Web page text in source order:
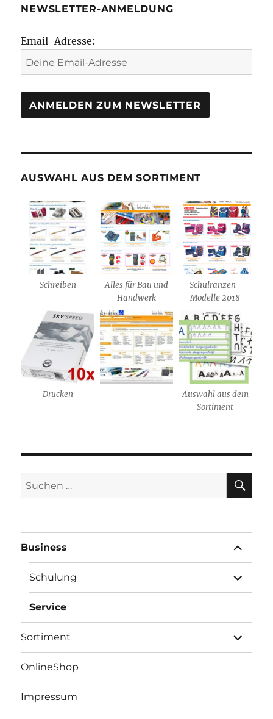
NEWSLETTER-ANMELDUNG
Email-Adresse:
AUSWAHL AUS DEM SORTIMENT
Schreiben
Alles für Bau und
Handwerk
Schulranzen-
Modelle 2018
Drucken
Auswahl aus dem
Sortiment
Suchen
nach:
Business
öffnen
Schulung
öffnen
Service
Sortiment
öffnen
OnlineShop
Impressum